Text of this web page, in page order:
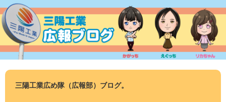
ン
テ
ツ
三陽工業広め隊（広報部）ブログ。